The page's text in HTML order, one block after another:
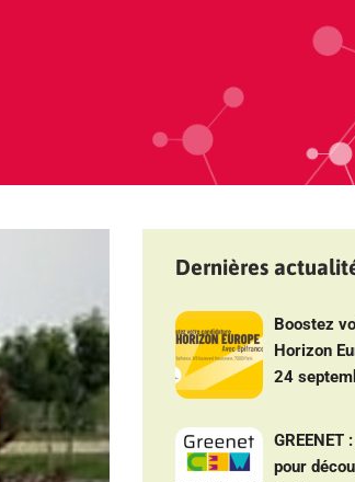
Dernières
Boostez
Horizon
24
pour